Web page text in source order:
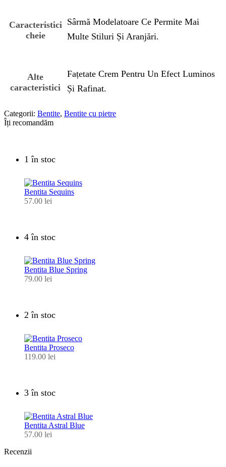
Caracteristici
cheie
Sârmă Modelatoare Ce Permite Mai
Multe Stiluri Și Aranjări.
Alte
caracteristici
Fațetate Crem Pentru Un Efect Luminos
Și Rafinat.
Categorii: Bentite, Bentite cu pietre
Îți recomandăm
1 în stoc
Bentita Sequins
57.00 lei
4 în stoc
Bentita Blue Spring
79.00 lei
2 în stoc
Bentita Proseco
119.00 lei
3 în stoc
Bentita Astral Blue
57.00 lei
Recenzii